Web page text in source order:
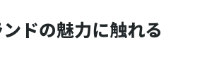
ドの魅力に触れる